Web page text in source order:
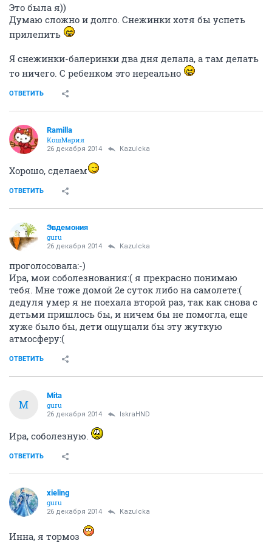
Это была я))
Думаю сложно и долго. Снежинки хотя бы успеть
прилепить
Я снежинки-балеринки два дня делала, а там делать
то ничего. С ребенком это нереально
ОТВЕТИТЬ
Ramilla
КошМария
26 декабря 2014 Kazulcka
Хорошо, сделаем
ОТВЕТИТЬ
Эвдемония
guru
26 декабря 2014 Kazulcka
проголосовала:-)
Ира, мои соболезнования:( я прекрасно понимаю
тебя. Мне тоже домой 2е суток либо на самолете:(
дедуля умер я не поехала второй раз, так как снова с
детьми пришлось бы, и ничем бы не помогла, еще
хуже было бы, дети ощущали бы эту жуткую
атмосферу:(
ОТВЕТИТЬ
M
Mita
guru
26 декабря 2014 IskraHND
Ира, соболезную.
ОТВЕТИТЬ
xieling
guru
26 декабря 2014 Kazulcka
Инна, я тормоз